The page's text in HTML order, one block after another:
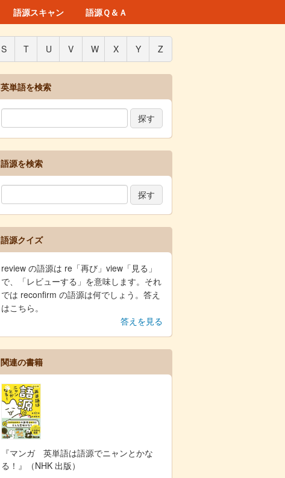
語源スキャン 語源Ｑ＆Ａ
S T U V W X Y Z
英単語を検索
語源を検索
語源クイズ
review の語源は re「再び」view「見る」
で、「レビューする」を意味します。それ
では reconfirm の語源は何でしょう。答え
はこちら。
答えを見る
関連の書籍
『マンガ 英単語は語源でニャンとかな
る！』（NHK 出版）